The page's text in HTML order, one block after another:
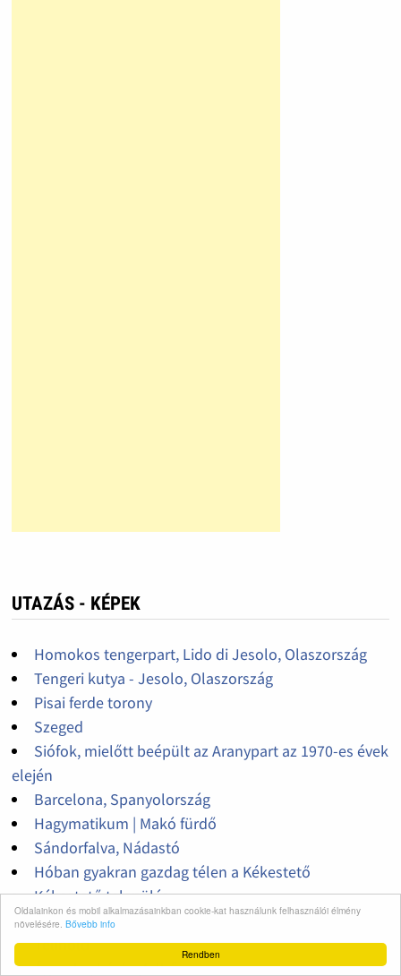
Rendben
Oldalainkon és mobil alkalmazásainkban cookie-kat használunk felhasználói élmény
növelésére. Bővebb info
UTAZÁS - KÉPEK
Homokos tengerpart, Lido di Jesolo, Olaszország
Tengeri kutya - Jesolo, Olaszország
Pisai ferde torony
Szeged
Siófok, mielőtt beépült az Aranypart az 1970-es évek
elején
Barcelona, Spanyolország
Hagymatikum | Makó fürdő
Sándorfalva, Nádastó
Hóban gyakran gazdag télen a Kékestető
Kékestető település
Hűvösvölgy, kisvasút
Telihold
Ágacska, bárányfelhő